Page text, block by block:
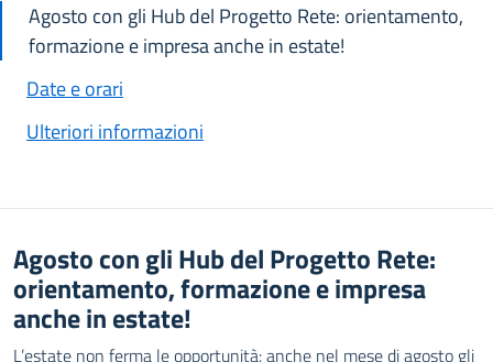
Agosto con gli Hub del Progetto Rete: orientamento,
formazione e impresa anche in estate!
Date e orari
Ulteriori informazioni
Agosto con gli Hub del Progetto Rete:
orientamento, formazione e impresa
anche in estate!
L’estate non ferma le opportunità: anche nel mese di agosto gli